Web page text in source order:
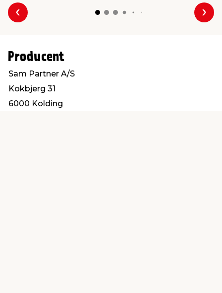
Forrige
Producent
Sam Partner A/S
Kokbjerg 31
6000 Kolding